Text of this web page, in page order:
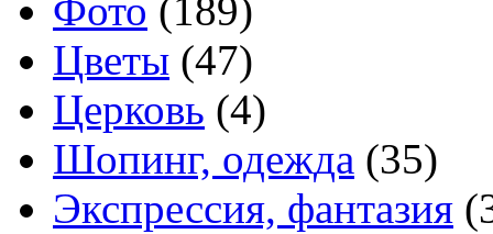
Фото (189)
Цветы (47)
Церковь (4)
Шопинг, одежда (35)
Экспрессия, фантазия